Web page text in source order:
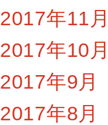
2017年11月
2017年10月
2017年9月
2017年8月